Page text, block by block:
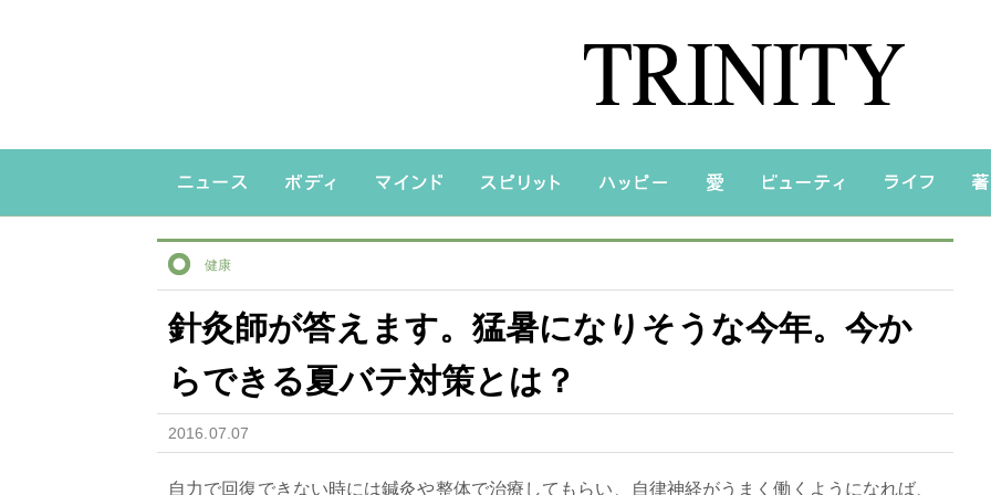
健康
針灸師が答えます。猛暑になりそうな今年。今か
らできる夏バテ対策とは？
2016.07.07
自力で回復できない時には鍼灸や整体で治療してもらい、自律神経がうまく働くようになれば、